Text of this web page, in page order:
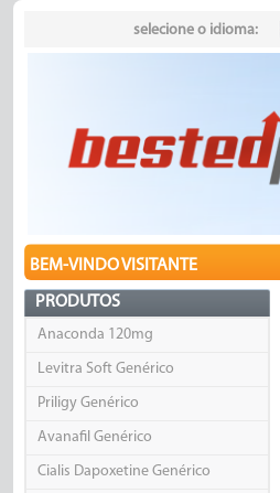
selecione o idioma:
BEM-VINDO VISITANTE
PRODUTOS
Anaconda 120mg
Levitra Soft Genérico
Priligy Genérico
Avanafil Genérico
Cialis Dapoxetine Genérico